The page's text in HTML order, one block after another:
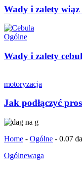
Wady i zalety
Ogólne
Wady i zalety
motoryzacja
Jak podłączyć
Home - Ogólne - 0.07
Ogólnewaga